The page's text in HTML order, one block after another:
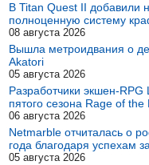
В Titan Quest II добавили
полноценную систему
08 августа 2026
Вышла метроидвания о
Akatori
05 августа 2026
Разработчики экшен-RPG
пятого сезона Rage of the
06 августа 2026
Netmarble отчиталась о
года благодаря успехам
05 августа 2026